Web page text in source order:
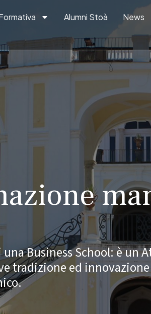
Alumni Stoà News
Business School: è un
tradizione ed